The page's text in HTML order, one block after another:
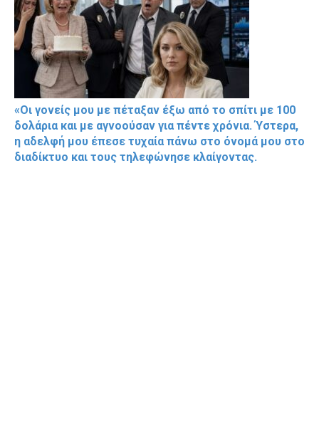
«Οι γονείς μου με πέταξαν έξω από το σπίτι με 100
δολάρια και με αγνοούσαν για πέντε χρόνια. Ύστερα,
η αδελφή μου έπεσε τυχαία πάνω στο όνομά μου στο
διαδίκτυο και τους τηλεφώνησε κλαίγοντας.